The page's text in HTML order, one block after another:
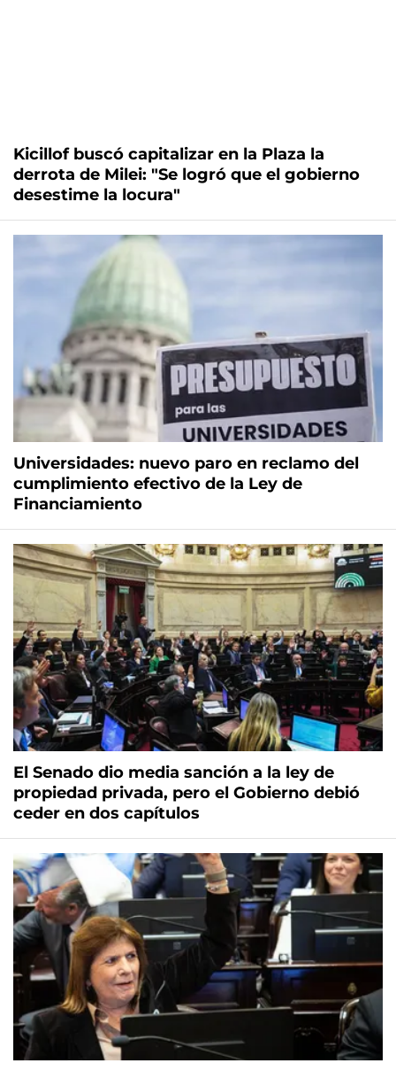
Kicillof buscó capitalizar en la Plaza la
derrota de Milei: "Se logró que el gobierno
desestime la locura"
Universidades: nuevo paro en reclamo del
cumplimiento efectivo de la Ley de
Financiamiento
El Senado dio media sanción a la ley de
propiedad privada, pero el Gobierno debió
ceder en dos capítulos